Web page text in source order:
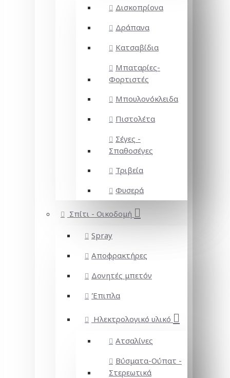
Δισκοπρίονα
Δράπανα
Κατσαβίδια
Μπαταρίες-
Φορτιστές
Μπουλονόκλειδα
Πιστολέτα
Σέγες -
Σπαθοσέγες
Τριβεία
Φυσερά
Σπίτι - Οικοδομή
Spray
Αποφρακτήρες
Δονητές μπετόν
Έπιπλα
Ηλεκτρολογικό υλικό
Ατσαλίνες
Βύσματα-Ούπατ -
Στερεωτικά